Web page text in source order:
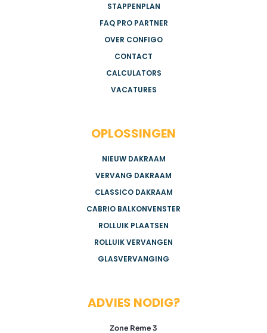
STAPPENPLAN
FAQ PRO PARTNER
OVER CONFIGO
CONTACT
CALCULATORS
VACATURES
OPLOSSINGEN
NIEUW DAKRAAM
VERVANG DAKRAAM
CLASSICO DAKRAAM
CABRIO BALKONVENSTER
ROLLUIK PLAATSEN
ROLLUIK VERVANGEN
GLASVERVANGING
ADVIES NODIG?
Zone Reme 3